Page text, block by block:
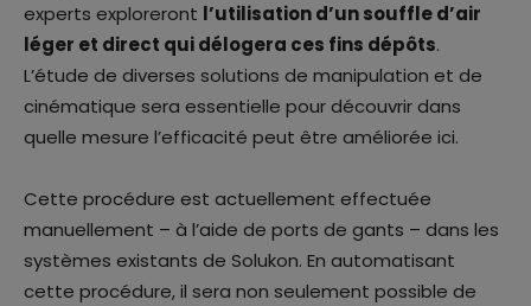
experts exploreront l’utilisation d’un souffle d’air
léger et direct qui délogera ces fins dépôts.
L’étude de diverses solutions de manipulation et de
cinématique sera essentielle pour découvrir dans
quelle mesure l’efficacité peut être améliorée ici.
Cette procédure est actuellement effectuée
manuellement – à l’aide de ports de gants – dans les
systèmes existants de Solukon. En automatisant
cette procédure, il sera non seulement possible de